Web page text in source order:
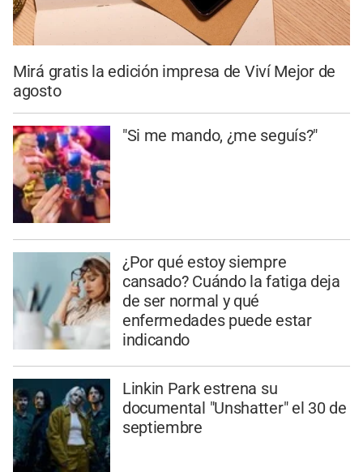
Mirá gratis la edición impresa de Viví Mejor de
agosto
"Si me mando, ¿me seguís?"
¿Por qué estoy siempre
cansado? Cuándo la fatiga deja
de ser normal y qué
enfermedades puede estar
indicando
Linkin Park estrena su
documental "Unshatter" el 30 de
septiembre